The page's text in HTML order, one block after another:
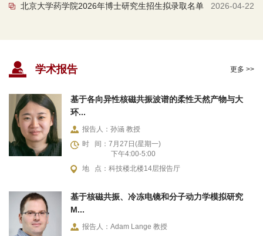
公示 2026-04-22
北京大学药学院2026年博士研究生招生拟录取名单
更多 >>
学术报告
基于各向异性核磁共振波谱的柔性天然产物与大
环...
报告人：孙涵 教授
时 间：7月27日(星期一)
下午4:00-5:00
地 点：科技楼北楼14层报告厅
基于核磁共振、冷冻电镜和分子动力学模拟研究
M...
报告人：Adam Lange 教授